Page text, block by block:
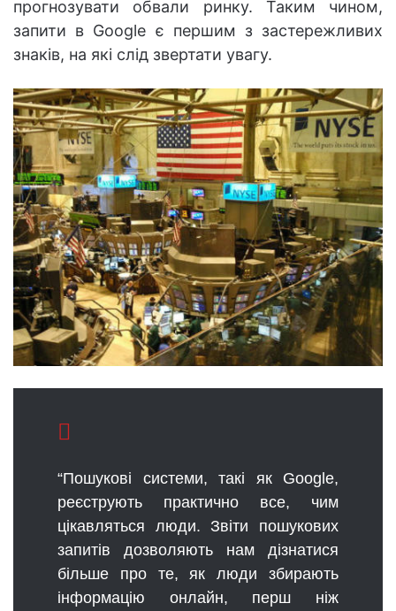
прогнозувати обвали ринку. Таким чином,
запити в Google є першим з застережливих
знаків, на які слід звертати увагу.
“Пошукові системи, такі як Google,
реєструють практично все, чим
цікавляться люди. Звіти пошукових
запитів дозволяють нам дізнатися
більше про те, як люди збирають
інформацію онлайн, перш ніж